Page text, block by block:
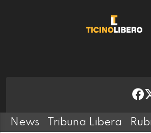
News Tribuna Libera